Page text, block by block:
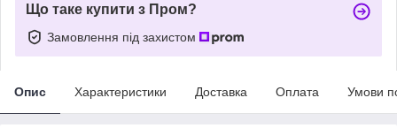
Що таке купити з Пром?
Замовлення під захистом
Опис Характеристики Доставка Оплата Умови